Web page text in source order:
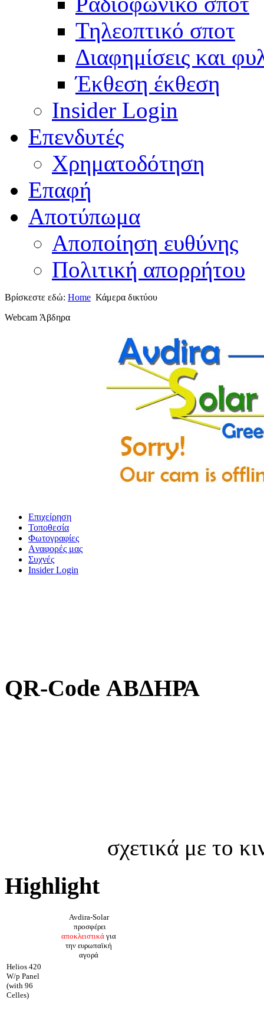
Τηλεοπτικό σποτ
Διαφημίσεις και
Έκθεση έκθεση
Insider Login
Επενδυτές
Χρηματοδότηση
Eπαφή
Αποτύπωμα
Αποποίηση ευθύνης
Πολιτική απορρήτου
Βρίσκεστε εδώ: Home Κάμερα δικτύου
Webcam Άβδηρα
Επιχείρηση
Τοποθεσία
Φωτογραφίες
Aναφορές μας
Συχνές
Insider Login
QR-Code ΑΒΔΗΡΑ
σχετικά με το
Highlight
Avdira-Solar
προσφέρει
αποκλειστικά για
την ευρωπαϊκή
αγορά
Helios 420
W/p Panel
(with 96
Celles)